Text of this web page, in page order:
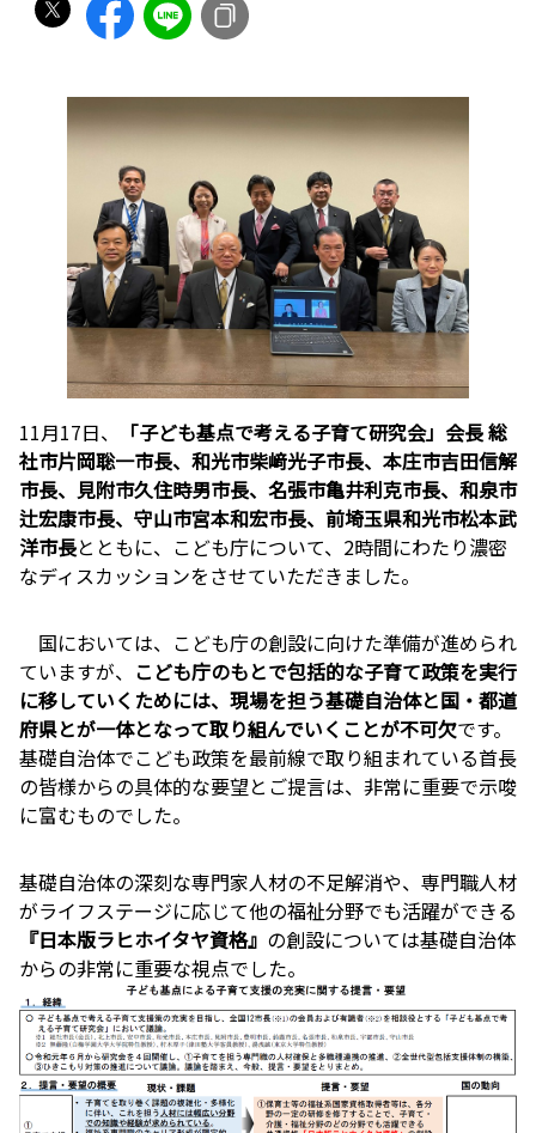
11月17日、
「子ども基点で考える子育て研究会」会長 総
社市片岡聡一市長、和光市柴﨑光子市長、本庄市吉田信解
市長、見附市久住時男市長、名張市亀井利克市長、和泉市
辻宏康市長、守山市宮本和宏市長、前埼玉県和光市松本武
洋市長とともに、こども庁について、2時間にわたり濃密
なディスカッションをさせていただきました。
国においては、こども庁の創設に向けた準備が進められ
ていますが、 こども庁のもとで包括的な子育て政策を実行
に移していくためには、現場を担う基礎自治体と国・都道
府県とが一体となって取り組んでいくことが不可欠です。
基礎自治体でこども政策を最前線で取り組まれている首長
の皆様からの具体的な要望とご提言は、非常に重要で示唆
に富むものでした。
基礎自治体の深刻な専門家人材の不足解消や、専門職人材
がライフステージに応じて他の福祉分野でも活躍ができる
『日本版ラヒホイタヤ資格』 の創設については基礎自治体
からの非常に重要な視点でした。